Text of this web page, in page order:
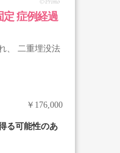
定 症例経過
、 二重埋没法
￥176,000
る可能性のあ